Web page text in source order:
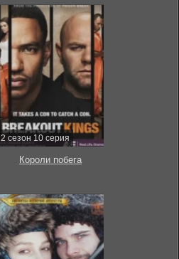
2 сезон 10 серия
Короли побега